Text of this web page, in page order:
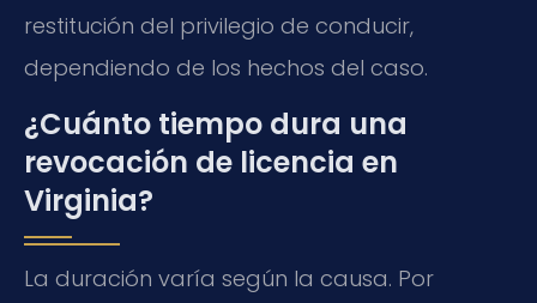
restitución del privilegio de conducir,
dependiendo de los hechos del caso.
¿Cuánto tiempo dura una
revocación de licencia en
Virginia?
La duración varía según la causa. Por